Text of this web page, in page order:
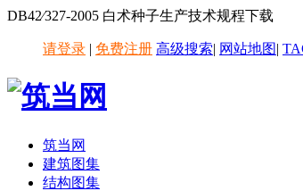
DB42∕327-2005 白术种子生产技术规程下载
请登录 | 免费注册 高级搜索| 网站地图|
筑当网
建筑图集
结构图集